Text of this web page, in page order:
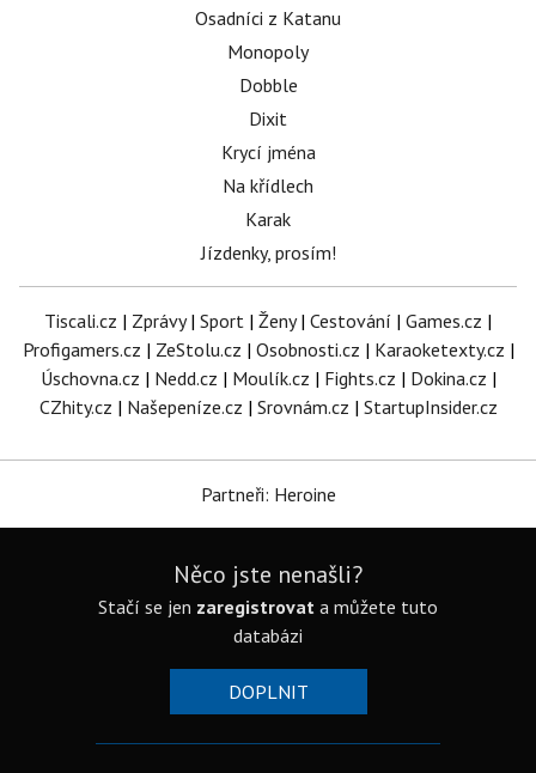
Osadníci z Katanu
Monopoly
Dobble
Dixit
Krycí jména
Na křídlech
Karak
Jízdenky, prosím!
Tiscali.cz | Zprávy| Sport | Ženy| Cestování | Games.cz |
Profigamers.cz | ZeStolu.cz | Osobnosti.cz | Karaoketexty.cz |
Úschovna.cz | Nedd.cz | Moulík.cz | Fights.cz | Dokina.cz |
CZhity.cz | Našepeníze.cz | Srovnám.cz | StartupInsider.cz
Partneři: Heroine
Něco jste nenašli?
Stačí se jen zaregistrovat a můžete tuto
databázi
DOPLNIT